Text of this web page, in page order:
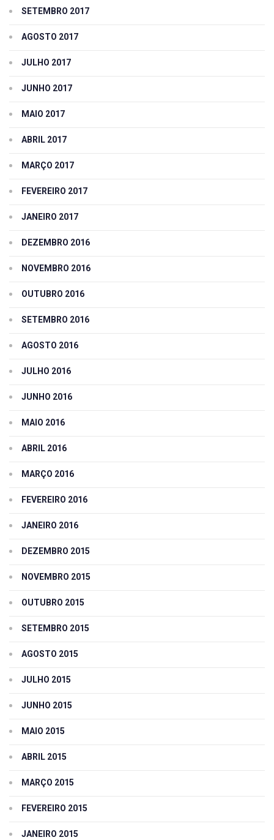
SETEMBRO 2017
AGOSTO 2017
JULHO 2017
JUNHO 2017
MAIO 2017
ABRIL 2017
MARÇO 2017
FEVEREIRO 2017
JANEIRO 2017
DEZEMBRO 2016
NOVEMBRO 2016
OUTUBRO 2016
SETEMBRO 2016
AGOSTO 2016
JULHO 2016
JUNHO 2016
MAIO 2016
ABRIL 2016
MARÇO 2016
FEVEREIRO 2016
JANEIRO 2016
DEZEMBRO 2015
NOVEMBRO 2015
OUTUBRO 2015
SETEMBRO 2015
AGOSTO 2015
JULHO 2015
JUNHO 2015
MAIO 2015
ABRIL 2015
MARÇO 2015
FEVEREIRO 2015
JANEIRO 2015